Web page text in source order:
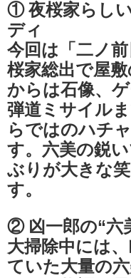
① 夜桜家らし
ディ
今回は「二ノ
桜家総出で屋
からは石像、
弾道ミサイル
らではのハチ
す。六美の鋭
ぶりが大きな
す。
② 凶一郎の“六
大掃除中には
ていた大量の